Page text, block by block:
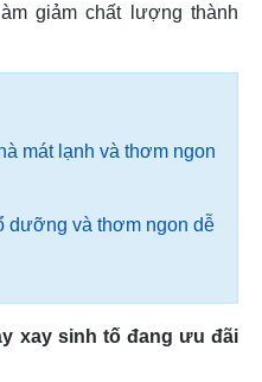
giảm chất lượng thành
mát lạnh và thơm ngon
dưỡng và thơm ngon dễ
xay sinh tố đang ưu đãi